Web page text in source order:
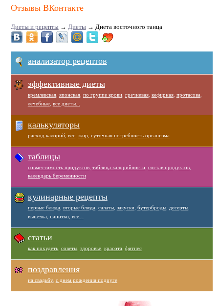
Отзывы ВКонтакте
Диеты и рецепты→ Диеты→ Диета восточного танца
анализатор рецептов
эффективные диеты
кремлевская, японская, по группе крови, гречневая, кефирная, протасова
лечебные, все диеты...
калькуляторы
расход калорий, вес, жир суточная потребность организма
таблицы
совместимость продуктов, таблица калорийности, состав продуктов,
календарь беременности
кулинарные рецепты
первые блюда вторые блюда салаты, закуски, бутерброды, десерты,
выпечка напитки, все...
статьи
как похудеть, советы, здоровье, красота фитнес
поздравления
на свадьбу, с днем рождения подруге